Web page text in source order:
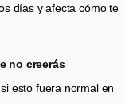
días y afecta cómo te
no creerás
esto fuera normal en